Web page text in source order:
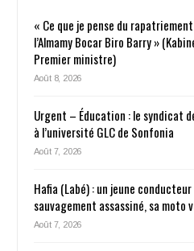
« Ce que je pense du
l’Almamy Bocar Biro Barry »
Premier ministre)
Août 8, 2026
Urgent – Éducation : le syndicat
à l’université GLC de Sonfonia
Août 7, 2026
Hafia (Labé) : un jeune
sauvagement assassiné, sa moto
Août 7, 2026